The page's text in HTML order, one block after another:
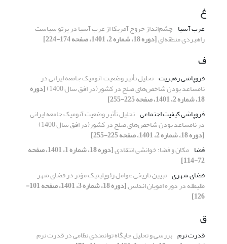
غ
غرب آسیا چشم‌انداز خروج آمریکا از غرب آسیا در پرتو سیاست
راهبردی منطقه‌ای[دوره 18، شماره 2، 1401، صفحه 174-224]
ف
فروپاشی رهبریت تحلیل تأثیر وضعیت آنومیک جامعه ایرانی در
نامساعد بودن شاخص‌های صلح در کشور(در افق سال 1400) [دوره
18، شماره 2، 1401، صفحه 225-255]
فروپاشی کیفیت اجتماعی تحلیل تأثیر وضعیت آنومیک جامعه ایرانی
در نامساعد بودن شاخص‌های صلح در کشور(در افق سال 1400)
[دوره 18، شماره 2، 1401، صفحه 225-255]
فضا مکان و فضا: خوانشی انتقادی [دوره 18، شماره 1، 1401، صفحه
72-114]
فضای شهری تبیین تاریخی عوامل ژئوپلیتیک مؤثر در فضای شهر
طلیطله در دوره امویان اندلس [دوره 18، شماره 3، 1401، صفحه 101-
126]
ق
قدرت نرم بررسی و تحلیل جایگاه توانمندی نظامی در قدرت نرم